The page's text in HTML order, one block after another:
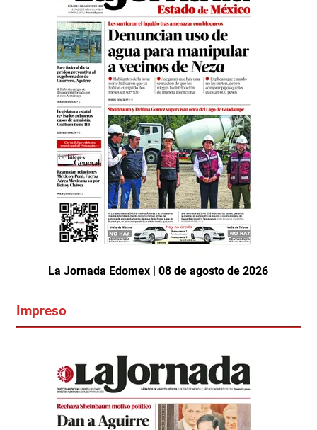
La Jornada Edomex | 08 de agosto de 2026
Impreso